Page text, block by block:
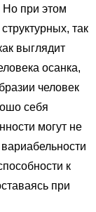
Но при этом
так
выглядит
осанка,
человек
себя
могут не
к
при